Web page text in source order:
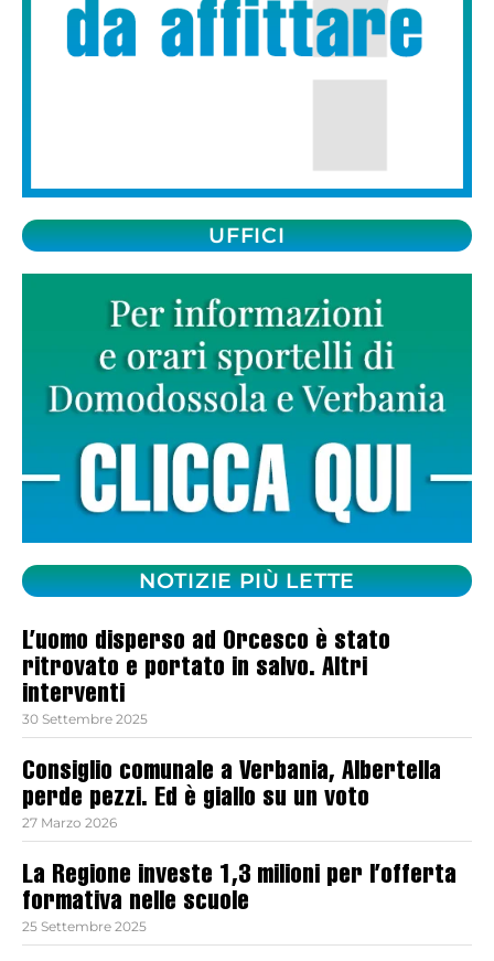
UFFICI
NOTIZIE PIÙ LETTE
L’uomo disperso ad Orcesco è stato
ritrovato e portato in salvo. Altri
interventi
30 Settembre 2025
Consiglio comunale a Verbania, Albertella
perde pezzi. Ed è giallo su un voto
27 Marzo 2026
La Regione investe 1,3 milioni per l’offerta
formativa nelle scuole
25 Settembre 2025